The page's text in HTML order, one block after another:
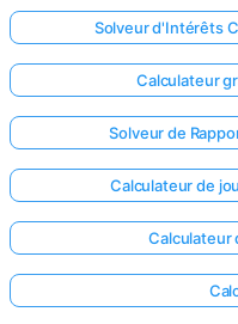
Solveur d'Intérêts
Calculateur
Solveur de
Calculateur de
Calculateur